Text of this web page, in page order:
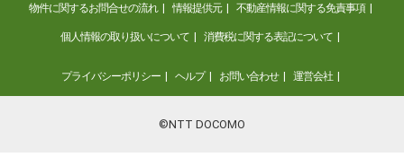
物件に関するお問合せの流れ 情報提供元 不動産情報に関する免責事項
個人情報の取り扱いについて 消費税に関する表記について
プライバシーポリシー ヘルプ お問い合わせ 運営会社
©NTT DOCOMO